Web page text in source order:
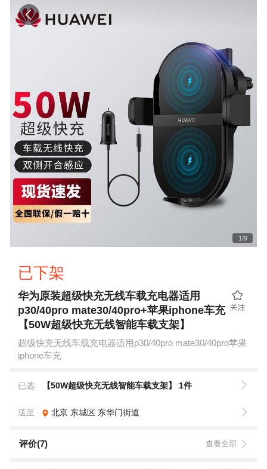
1/9
已下架
华为原装超级快充无线车载充电器适用
p30/40pro mate30/40pro+苹果iphone车充
【50W超级快充无线智能车载支架】
超级快充无线车载充电器适用p30/40pro mate30/40pro苹果
iphone车充
已选 【50W超级快充无线智能车载支架】 1件
送至 北京 东城区 东华门街道
评价(7) 查看全部